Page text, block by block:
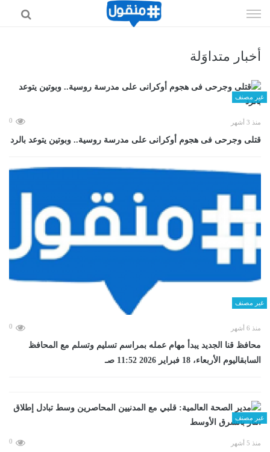
الى
أخبار متداوَلة
غير مصنف
منذ 3 أشهر 0
قتلى وجرحى فى هجوم أوكرانى على مدرسة روسية.. وبوتين يتوعد بالرد
غير مصنف
منذ 6 أشهر 0
محافظ قنا الجديد يبدأ مهام عمله بمراسم تسليم وتسلم مع المحافظ
السابقاليوم الأربعاء، 18 فبراير 2026 11:52 صـ
غير مصنف
منذ 5 أشهر 0